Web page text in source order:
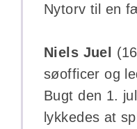
Nytorv til en
Niels Juel
søofficer og
Bugt den 1.
lykkedes at